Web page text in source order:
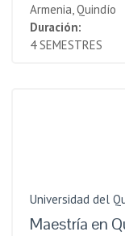
Armenia, Quindío
Duración:
4 SEMESTRES
Universidad del
Maestría en